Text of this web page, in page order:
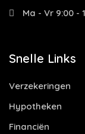
Ma - Vr 9:00 -
Snelle Links
Verzekeringen
Hypotheken
Financiën